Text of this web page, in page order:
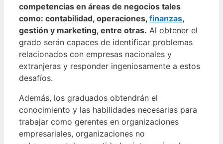
competencias en áreas de negocios tales
como: contabilidad, operaciones, finanzas,
gestión y marketing, entre otras. Al obtener el
grado serán capaces de identificar problemas
relacionados con empresas nacionales y
extranjeras y responder ingeniosamente a estos
desafíos.
Además, los graduados obtendrán el
conocimiento y las habilidades necesarias para
trabajar como gerentes en organizaciones
empresariales, organizaciones no